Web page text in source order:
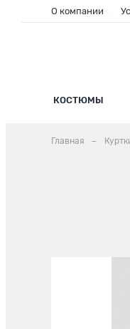
КОСТЮМЫ
О компании
Главная